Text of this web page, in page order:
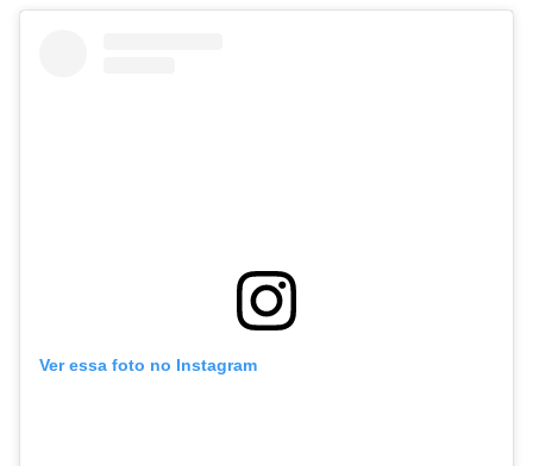
Ver essa foto no Instagram